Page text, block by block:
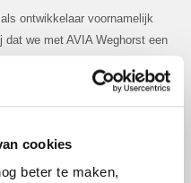
cookies
beter te maken,
ontwikkelaar voornamelijk
we met AVIA Weghorst een
met hun kennis en knowhow in
daaraan toe: "We werken
te breiden met onze